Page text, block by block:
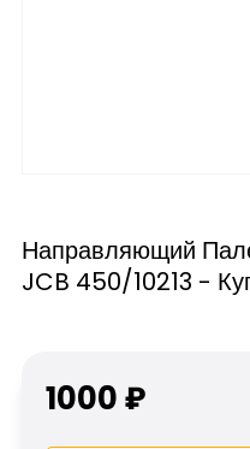
Направляющий
JCB 450/10213 -
1000 ₽